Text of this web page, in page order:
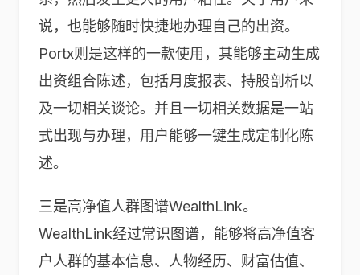
说，也能够随时快捷地办理自己的出资。
Portx则是这样的一款使用，其能够主动生成
出资组合陈述，包括月度报表、持股剖析以
及一切相关谈论。并且一切相关数据是一站
式出现与办理，用户能够一键生成定制化陈
述。
三是高净值人群图谱WealthLink。
WealthLink经过常识图谱，能够将高净值客
户人群的基本信息、人物经历、财富估值、